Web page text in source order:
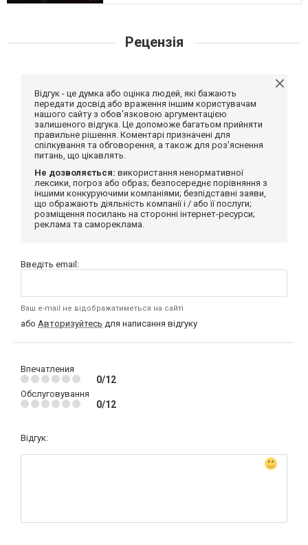
Рецензія
Відгук - це думка або оцінка людей, які бажають
передати досвід або враження іншим користувачам
нашого сайту з обов'язковою аргументацією
залишеного відгука. Це допоможе багатьом прийняти
правильне рішення. Коментарі призначені для
спілкування та обговорення, а також для роз'яснення
питань, що цікавлять.
Не дозволяється: використання ненормативної
лексики, погроз або образ; безпосереднє порівняння з
іншими конкуруючими компаніями; безпідставні заяви,
що ображають діяльність компанії і / або її послуги;
розміщення посилань на сторонні інтернет-ресурси;
реклама та самореклама.
Введіть email:
Ваш e-mail не відображатиметься на сайті
або Авторизуйтесь для написання відгуку
Впечатления
0/12
Обслуговування
0/12
Відгук: